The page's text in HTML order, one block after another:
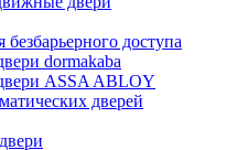
доступа
dormakaba
ASSA ABLOY
дверей